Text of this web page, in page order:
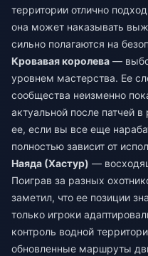
территории отлично
она может наказывать
сильно полагаются на
Кровавая королева —
уровнем мастерства. Ее
сообщества неизменно
актуальной после патчей
ее, если вы все еще
полностью зависит от
Наяда (Хастур) —
Поиграв за разных
заметил, что ее позиции
только игроки
контроль водной
обновленные маршруты